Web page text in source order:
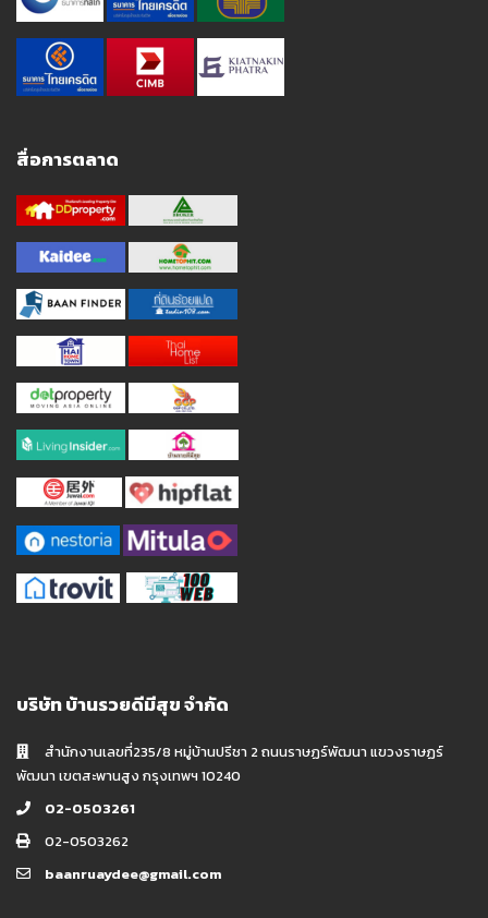
สื่อการตลาด
บริษัท บ้านรวยดีมีสุข จำกัด
สำนักงานเลขที่235/8 หมู่บ้านปรีชา 2 ถนนราษฏร์พัฒนา แขวงราษฏร์
พัฒนา เขตสะพานสูง กรุงเทพฯ 10240
02-0503261
02-0503262
baanruaydee@gmail.com